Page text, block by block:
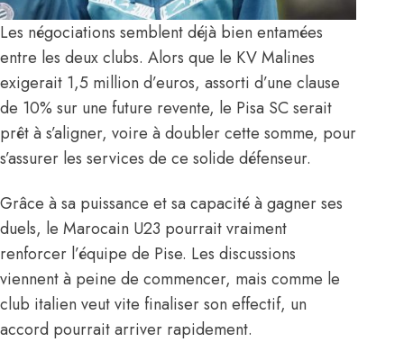
Les négociations semblent déjà bien entamées
entre les deux clubs. Alors que le KV Malines
exigerait 1,5 million d’euros, assorti d’une clause
de 10% sur une future revente, le Pisa SC serait
prêt à s’aligner, voire à doubler cette somme, pour
s’assurer les services de ce solide défenseur.
Grâce à sa puissance et sa capacité à gagner ses
duels, le Marocain U23 pourrait vraiment
renforcer l’équipe de Pise. Les discussions
viennent à peine de commencer, mais comme le
club italien veut vite finaliser son effectif, un
accord pourrait arriver rapidement.